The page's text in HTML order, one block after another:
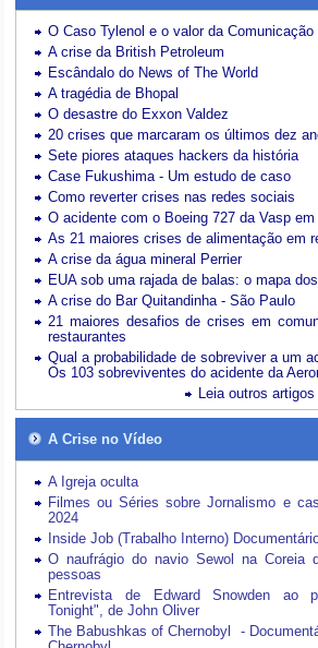
O Caso Tylenol e o valor da Comunicação
A crise da British Petroleum
Escândalo do News of The World
A tragédia de Bhopal
O desastre do Exxon Valdez
20 crises que marcaram os últimos dez
Sete piores ataques hackers da história
Case Fukushima - Um estudo de caso
Como reverter crises nas redes sociais
O acidente com o Boeing 727 da Vasp em
As 21 maiores crises de alimentação em
A crise da água mineral Perrier
EUA sob uma rajada de balas: o mapa
A crise do Bar Quitandinha - São Paulo
21 maiores desafios de crises em
restaurantes
Qual a probabilidade de sobreviver a um
Os 103 sobreviventes do acidente da
Leia outros artigos
A Crise no Vídeo
A Igreja oculta
Filmes ou Séries sobre Jornalismo e
2024
Inside Job (Trabalho Interno)
O naufrágio do navio Sewol na Coreia
pessoas
Entrevista de Edward Snowden ao
Tonight", de John Oliver
The Babushkas of Chernobyl -